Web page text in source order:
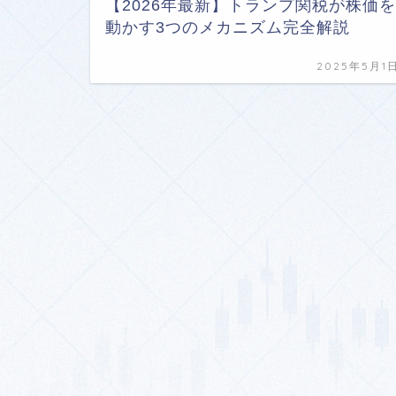
【2026年最新】トランプ関税が株価を
動かす3つのメカニズム完全解説
2025年5月1